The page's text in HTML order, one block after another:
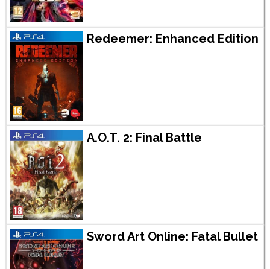
Redeemer: Enhanced Edition
A.O.T. 2: Final Battle
Sword Art Online: Fatal Bullet